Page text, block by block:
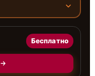
Бесплатно